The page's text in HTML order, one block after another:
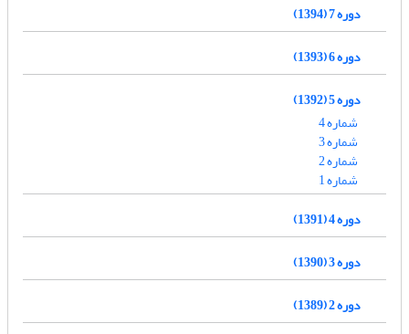
دوره 7 (1394)
دوره 6 (1393)
دوره 5 (1392)
شماره 4
شماره 3
شماره 2
شماره 1
دوره 4 (1391)
دوره 3 (1390)
دوره 2 (1389)